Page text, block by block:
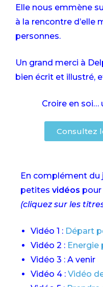
Elle nous emmène
à la rencontre d’elle
personnes.
Un grand merci à
bien écrit et illustré,
Croire en soi…
Consultez
En complément du
petites vidéos
(cliquez sur les
Vidéo 1 : Départ
Vidéo 2 : Energie
Vidéo 3 : A venir
Vidéo 4 : Vidéo